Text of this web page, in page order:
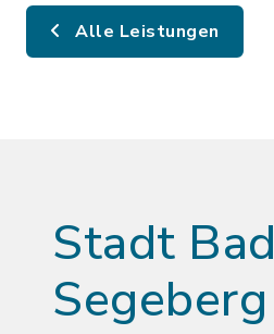
Alle Leistungen
Stadt Bad
Segeberg